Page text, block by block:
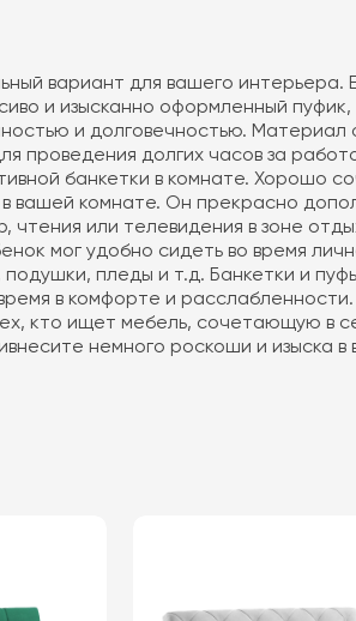
вариант для вашего интерьера.
и изысканно оформленный
и долговечностью. Материал
проведения долгих часов за
банкетки в комнате. Хорошо
вашей комнате. Он прекрасно
чтения или телевидения в зоне
мог удобно сидеть во время
пледы и т.д. Банкетки и
в комфорте и
кто ищет мебель, сочетающую в
немного роскоши и изыска